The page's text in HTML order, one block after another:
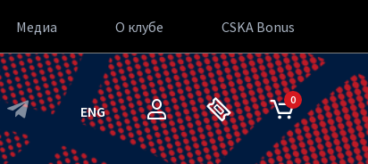
Медиа О клубе CSKA Bonus
ENG
0